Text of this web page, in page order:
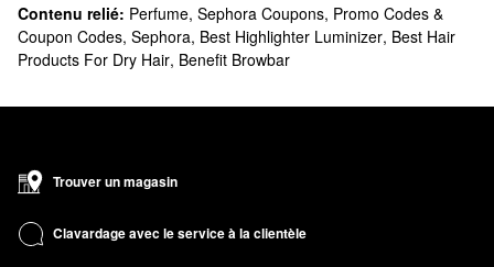
Contenu relié: Perfume, Sephora Coupons, Promo Codes &
Coupon Codes, Sephora, Best Highlighter Luminizer, Best Hair
Products For Dry Hair, Benefit Browbar
Trouver un magasin
Clavardage avec le service à la clientèle